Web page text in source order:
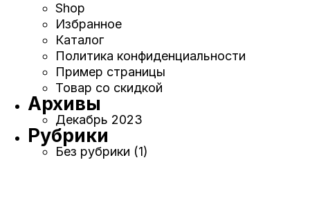
Shop
Избранное
Каталог
Политика конфиденциальности
Пример страницы
Товар со скидкой
Архивы
Декабрь 2023
Рубрики
Без рубрики (1)